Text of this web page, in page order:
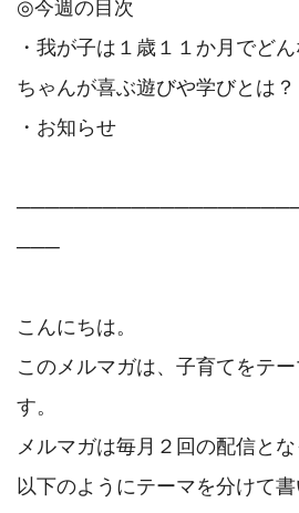
◎今週の目次
・我が子は１歳１１か月でど
ちゃんが喜ぶ遊びや学びとは？
・お知らせ
───
こんにちは。
このメルマガは、子育てをテ
す。
メルマガは毎月２回の配信とな
以下のようにテーマを分けて書